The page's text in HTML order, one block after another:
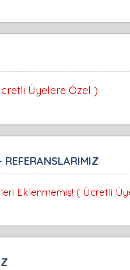
Üyelere Özel )
Eklenmemiş! ( Ücretli